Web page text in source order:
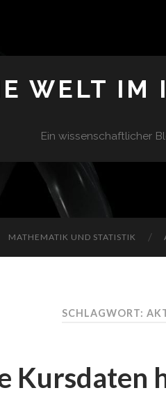
WELT IM
Ein wissenschaftlicher
MATHEMATIK UND STATISTIK
SCHLAGWORT:
Kursdaten